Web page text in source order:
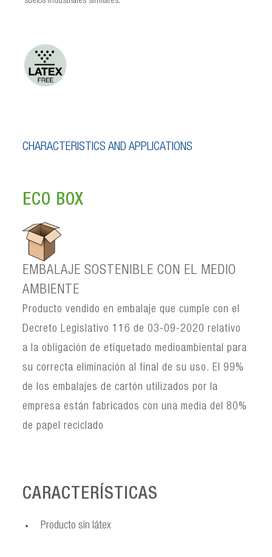
CHARACTERISTICS AND APPLICATIONS
ECO BOX
EMBALAJE SOSTENIBLE CON EL MEDIO
AMBIENTE
Producto vendido en embalaje que cumple con el
Decreto Legislativo 116 de 03-09-2020 relativo
a la obligación de etiquetado medioambiental para
su correcta eliminación al final de su uso. El 99%
de los embalajes de cartón utilizados por la
empresa están fabricados con una media del 80%
de papel reciclado
CARACTERÍSTICAS
Producto sin látex